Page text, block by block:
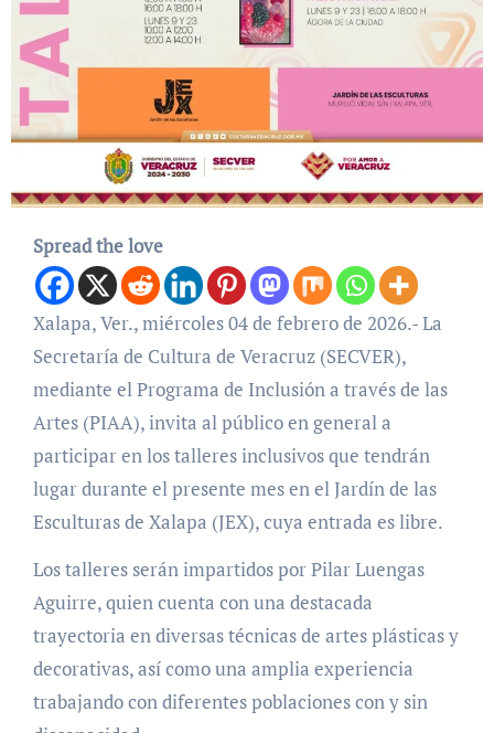
Spread the love
Xalapa, Ver., miércoles 04 de febrero de 2026.- La
Secretaría de Cultura de Veracruz (SECVER),
mediante el Programa de Inclusión a través de las
Artes (PIAA), invita al público en general a
participar en los talleres inclusivos que tendrán
lugar durante el presente mes en el Jardín de las
Esculturas de Xalapa (JEX), cuya entrada es libre.
Los talleres serán impartidos por Pilar Luengas
Aguirre, quien cuenta con una destacada
trayectoria en diversas técnicas de artes plásticas y
decorativas, así como una amplia experiencia
trabajando con diferentes poblaciones con y sin